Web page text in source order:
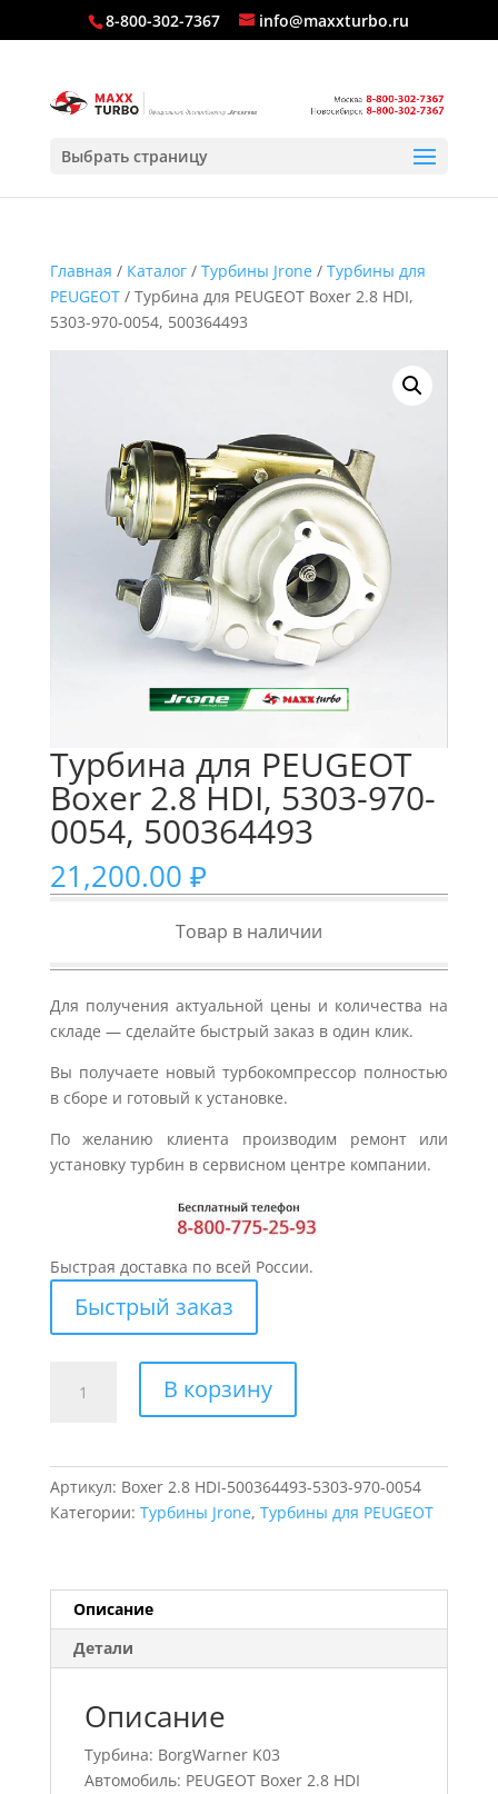
8-800-302-7367 info@maxxturbo.ru
Выбрать страницу
Главная / Каталог/ Турбины Jrone/ Турбины для
PEUGEOT/ Турбина для PEUGEOT Boxer 2.8 HDI,
5303-970-0054, 500364493
Турбина для PEUGEOT
Boxer 2.8 HDI, 5303-970-
0054, 500364493
21,200.00 ₽
Товар в наличии
Для получения актуальной цены и количества на
складе — сделайте быстрый заказ в один клик.
Вы получаете новый турбокомпрессор полностью
в сборе и готовый к установке.
По желанию клиента производим ремонт или
установку турбин в сервисном центре компании.
Быстрая доставка по всей России.
Быстрый заказ
товара
Boxer
970-
0054,
500364493
В корзину
Артикул: Boxer 2.8 HDI-500364493-5303-970-0054
Категории: Турбины Jrone, Турбины для PEUGEOT
Описание
Детали
Описание
Турбина: BorgWarner K03
Автомобиль: PEUGEOT Boxer 2.8 HDI